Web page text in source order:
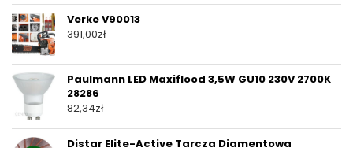
Verke V90013
391,00zł
Paulmann LED Maxiflood 3,5W GU10 230V 2700K
28286
82,34zł
Distar Elite-Active Tarcza Diamentowa